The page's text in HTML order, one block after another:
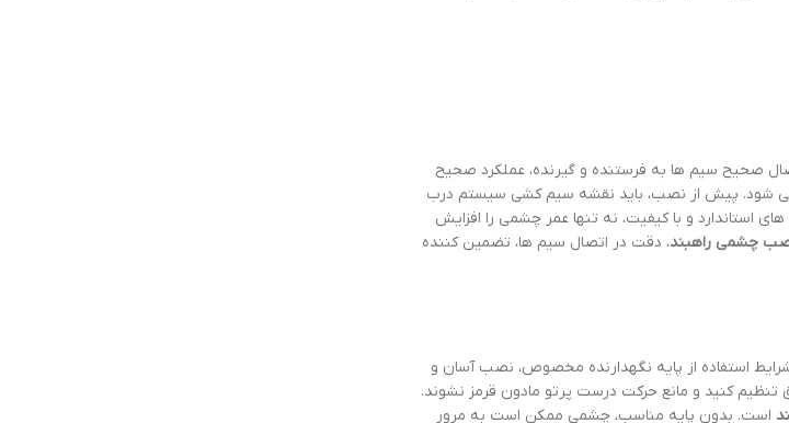
صحیح سیم ها به فرستنده و گیرنده، عملکرد صحیح
شود. پیش از نصب، باید نقشه سیم کشی سیستم درب
و با کیفیت، نه تنها عمر چشمی را افزایش
چشمی راهبند، دقت در اتصال سیم ها، تضمین کننده
استفاده از پایه نگهدارنده مخصوص، نصب آسان و
تنظیم کنید و مانع حرکت درست پرتو مادون قرمز نشوند.
است. بدون پایه مناسب، چشمی ممکن است به مرور